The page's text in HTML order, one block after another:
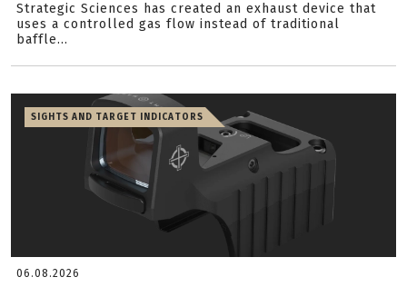
Strategic Sciences has created an exhaust device that
uses a controlled gas flow instead of traditional
baffle...
SIGHTS AND TARGET INDICATORS
06.08.2026